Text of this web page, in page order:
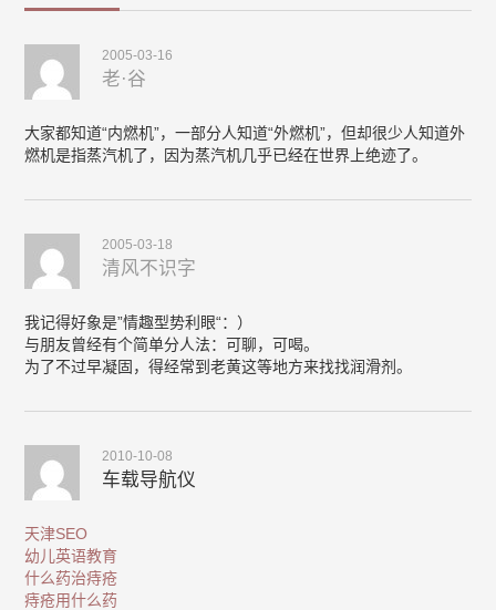
2005-03-16
老·谷
大家都知道“内燃机”，一部分人知道“外燃机”，但却很少人知道外
燃机是指蒸汽机了，因为蒸汽机几乎已经在世界上绝迹了。
2005-03-18
清风不识字
我记得好象是”情趣型势利眼“：）
与朋友曾经有个简单分人法：可聊，可喝。
为了不过早凝固，得经常到老黄这等地方来找找润滑剂。
2010-10-08
车载导航仪
天津SEO
幼儿英语教育
什么药治痔疮
痔疮用什么药